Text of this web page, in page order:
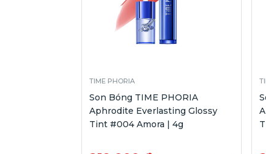
TIME PHORIA
Son Bóng TIME PHORIA
Aphrodite Everlasting Glossy
Tint #004 Amora | 4g